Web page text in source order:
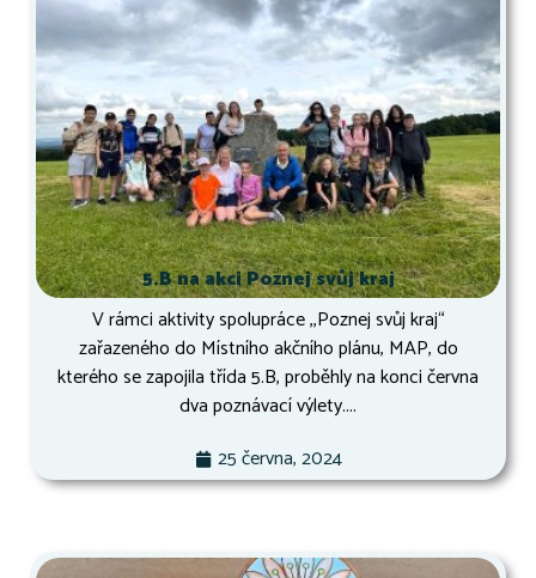
5.B na akci Poznej svůj kraj
V rámci aktivity spolupráce ,,Poznej svůj kraj“
zařazeného do Místního akčního plánu, MAP, do
kterého se zapojila třída 5.B, proběhly na konci června
dva poznávací výlety....
25 června, 2024